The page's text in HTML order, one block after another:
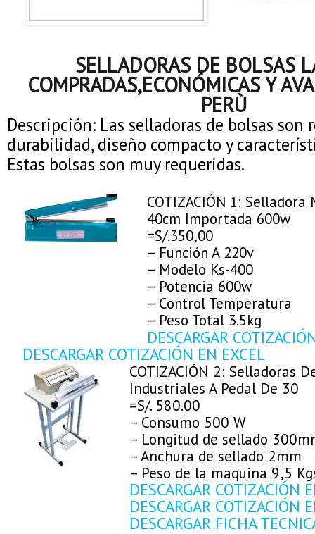
SELLADORAS DE BOLSAS
COMPRADAS,ECONÓMICAS Y
PERÙ
Descripción: Las selladoras de bolsas son
durabilidad, diseño compacto y
Estas bolsas son muy requeridas.
COTIZACIÓN 1:
40cm Importada 600w
=S/.350,00
– Función A 220v
– Modelo Ks-400
– Potencia 600w
– Control Temperatura
– Peso Total 3.5kg
DESCARGAR
DESCARGAR COTIZACIÓN EN EXCEL
COTIZACIÓN 2: Selladoras
Industriales A Pedal De 30
=S/. 580.00
– Consumo 500 W
– Longitud de sellado
– Anchura de sellado 2mm
– Peso de la maquina 9,5
DESCARGAR COTIZACIÓN
DESCARGAR COTIZACIÓN
DESCARGAR FICHA